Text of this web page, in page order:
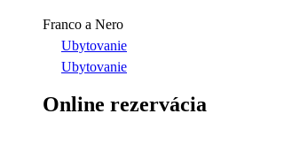
Franco a Nero
Ubytovanie
Ubytovanie
Online rezervácia